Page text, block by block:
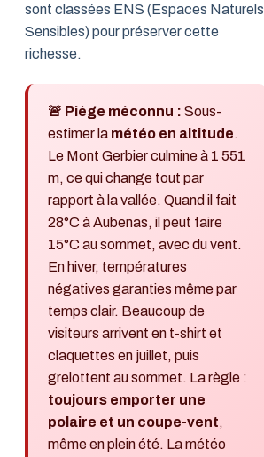
sont classées ENS (Espaces Naturels
Sensibles) pour préserver cette
richesse.
🚨 Piège méconnu : Sous-
estimer la météo en altitude.
Le Mont Gerbier culmine à 1 551
m, ce qui change tout par
rapport à la vallée. Quand il fait
28°C à Aubenas, il peut faire
15°C au sommet, avec du vent.
En hiver, températures
négatives garanties même par
temps clair. Beaucoup de
visiteurs arrivent en t-shirt et
claquettes en juillet, puis
grelottent au sommet. La règle :
toujours emporter une
polaire et un coupe-vent,
même en plein été. La météo